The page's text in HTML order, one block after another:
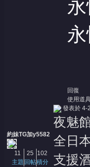
回復
使用道
約妹TG加y5582
11
主題
25
回帖
102
積分
發表於 4-
夜魅
全日
支援